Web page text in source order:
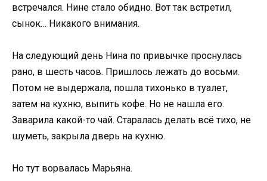
встречался. Нине стало обидно. Вот так встретил,
сынок… Никакого внимания.
На следующий день Нина по привычке проснулась
рано, в шесть часов. Пришлось лежать до восьми.
Потом не выдержала, пошла тихонько в туалет,
затем на кухню, выпить кофе. Но не нашла его.
Заварила какой-то чай. Старалась делать всё тихо, не
шуметь, закрыла дверь на кухню.
Но тут ворвалась Марьяна.